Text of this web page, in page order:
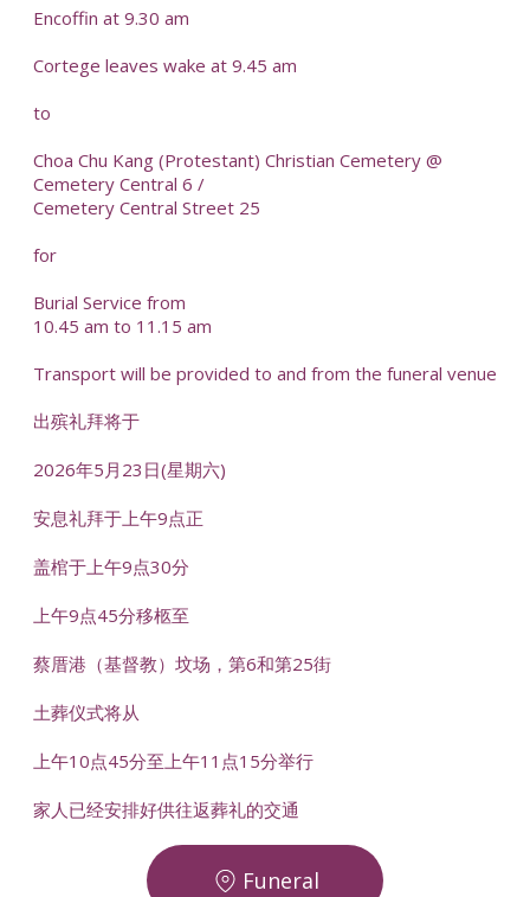
Encoffin at 9.30 am
Cortege leaves wake at 9.45 am
to
Choa Chu Kang (Protestant) Christian Cemetery @
Cemetery Central 6 /
Cemetery Central Street 25
for
Burial Service from
10.45 am to 11.15 am
Transport will be provided to and from the funeral venue
出殡礼拜将于
2026年5月23日(星期六)
安息礼拜于上午9点正
盖棺于上午9点30分
上午9点45分移柩至
蔡厝港（基督教）坟场，第6和第25街
土葬仪式将从
上午10点45分至上午11点15分举行
家人已经安排好供往返葬礼的交通
Funeral